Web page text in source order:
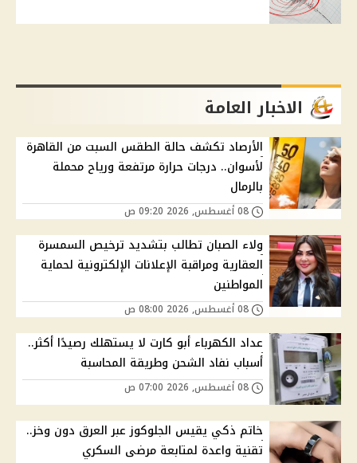
الاخبار العامة
الأرصاد تكشف حالة الطقس السبت من القاهرة
لأسوان.. درجات حرارة مرتفعة ورياح محملة
بالرمال
ولاء الصبان تطالب بتشديد ترخيص السمسرة
العقارية ومراقبة الإعلانات الإلكترونية لحماية
المواطنين
عداد الكهرباء أبو كارت لا يستهلك رصيدًا أكثر..
أسباب نفاد الشحن وطريقة المحاسبة
خاتم ذكي يقيس الجلوكوز عبر العرق دون وخز..
تقنية واعدة لمتابعة مرضى السكري